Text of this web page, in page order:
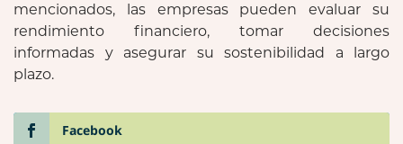
mencionados, las empresas pueden evaluar su
rendimiento financiero, tomar decisiones
informadas y asegurar su sostenibilidad a largo
plazo.
Facebook